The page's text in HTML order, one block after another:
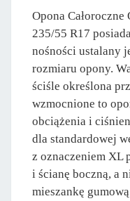
Opona
235/55 R17
nośności ustalany
rozmiaru opony.
ściśle określona
wzmocnione to
obciążenia i
dla standardowej
z oznaczeniem XL
i ścianę boczną, a
mieszankę